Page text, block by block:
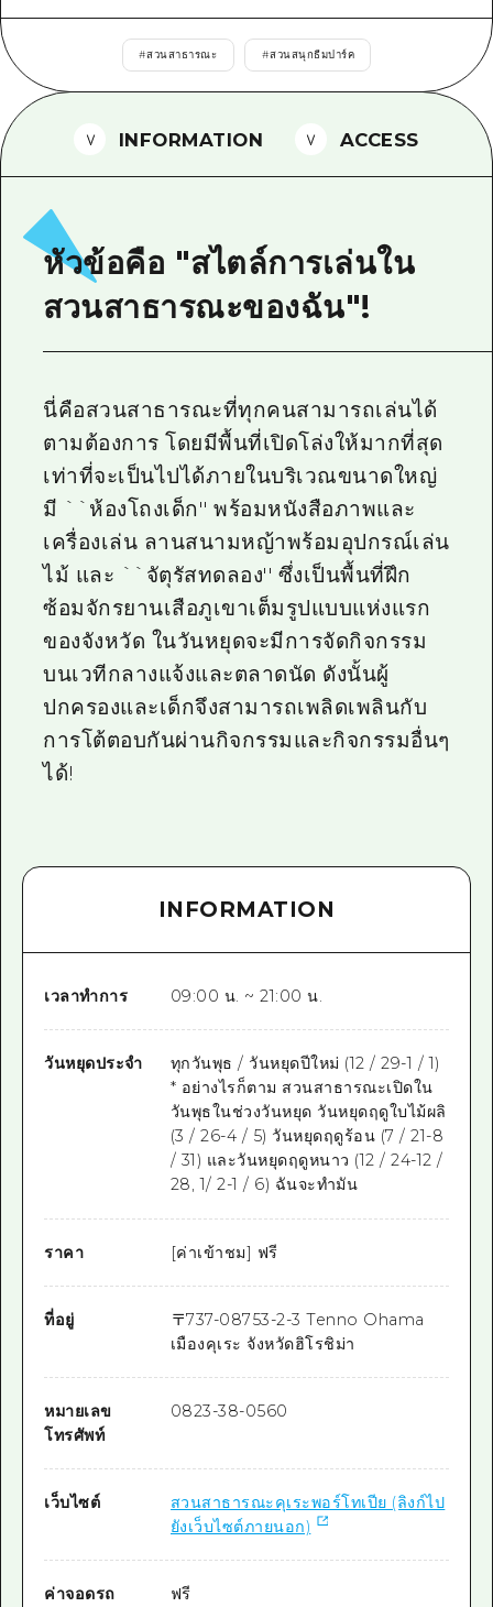
การรักษา
ธรรมชาติ
ฮิโรชิม่า ฟรี Wi-Fi
คำถามที่พบบ่อย
ดาวน์โหลดรูปภาพ
#สวนสาธารณะ #สวนสนุกธีมปาร์ค
INFORMATION ACCESS
หัวข้อคือ "สไตล์การเล่นใน
สวนสาธารณะของฉัน"!
นี่คือสวนสาธารณะที่ทุกคนสามารถเล่นได้
ตามต้องการ โดยมีพื้นที่เปิดโล่งให้มากที่สุด
เท่าที่จะเป็นไปได้ภายในบริเวณขนาดใหญ่
มี ``ห้องโถงเด็ก'' พร้อมหนังสือภาพและ
เครื่องเล่น ลานสนามหญ้าพร้อมอุปกรณ์เล่น
ไม้ และ ``จัตุรัสทดลอง'' ซึ่งเป็นพื้นที่ฝึก
ซ้อมจักรยานเสือภูเขาเต็มรูปแบบแห่งแรก
ของจังหวัด ในวันหยุดจะมีการจัดกิจกรรม
บนเวทีกลางแจ้งและตลาดนัด ดังนั้นผู้
ปกครองและเด็กจึงสามารถเพลิดเพลินกับ
การโต้ตอบกันผ่านกิจกรรมและกิจกรรมอื่นๆ
ได้!
INFORMATION
เวลาทำการ 09:00 น. ~ 21:00 น.
วันหยุดประจำ
ทุกวันพุธ / วันหยุดปีใหม่ (12 / 29-1 / 1)
* อย่างไรก็ตาม สวนสาธารณะเปิดใน
วันพุธในช่วงวันหยุด วันหยุดฤดูใบไม้ผลิ
(3 / 26-4 / 5) วันหยุดฤดูร้อน (7 / 21-8
/ 31) และวันหยุดฤดูหนาว (12 / 24-12 /
28, 1/ 2-1 / 6) ฉันจะทำมัน
ราคา [ค่าเข้าชม] ฟรี
ที่อยู่ 〒737-08753-2-3 Tenno Ohama
เมืองคุเระ จังหวัดฮิโรชิม่า
หมายเลข
โทรศัพท์
0823-38-0560
เว็บไซต์
สวนสาธารณะคุเระพอร์โทเปีย (ลิงก์ไป
ยังเว็บไซต์ภายนอก)
ค่าจอดรถ ฟรี